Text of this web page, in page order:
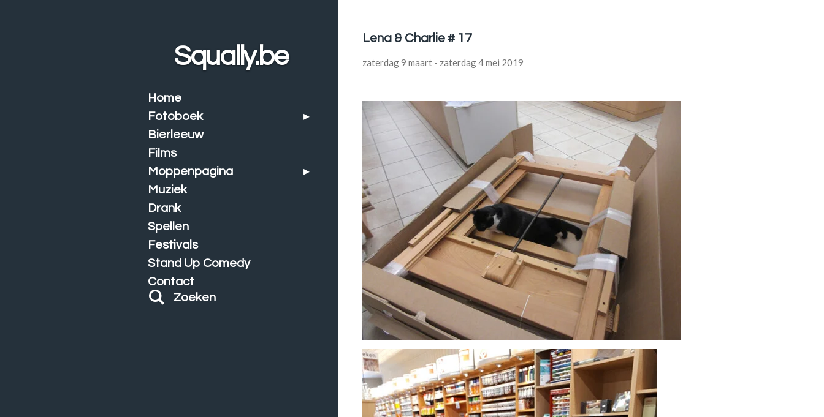
Lena & Charlie # 17
zaterdag 9 maart - zaterdag 4 mei 2019
Squally.be
Home
Fotoboek
Bierleeuw
Films
Moppenpagina
Muziek
Drank
Spellen
Festivals
Stand Up Comedy
Contact
Zoeken